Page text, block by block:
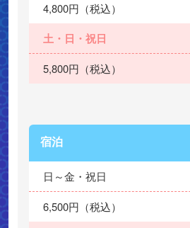
4,800円（税込）
土・日・祝日
5,800円（税込）
宿泊
日～金・祝日
6,500円（税込）